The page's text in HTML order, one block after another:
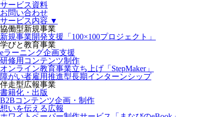
サービス資料
お問い合わせ
サービス内容 ▼
協働型新規事業
新規事業開発支援「100×100プロジェクト」
学びと教育事業
eラーニング企画支援
研修用コンテンツ制作
オンライン教育事業立ち上げ「StepMaker」
障がい者雇用推進型長期インターンシップ
伴走型広報事業
書籍化・出版
B2Bコンテンツ企画・制作
想いを伝える広報